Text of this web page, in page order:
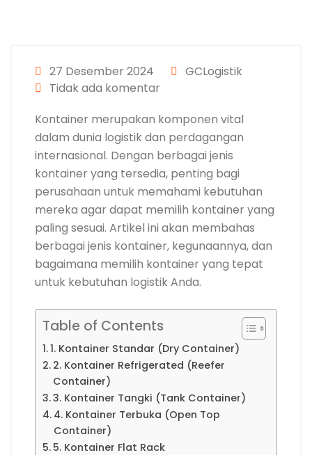
27 Desember 2024
GCLogistik
Tidak ada komentar
Kontainer merupakan komponen vital
dalam dunia logistik dan perdagangan
internasional. Dengan berbagai jenis
kontainer yang tersedia, penting bagi
perusahaan untuk memahami kebutuhan
mereka agar dapat memilih kontainer yang
paling sesuai. Artikel ini akan membahas
berbagai jenis kontainer, kegunaannya, dan
bagaimana memilih kontainer yang tepat
untuk kebutuhan logistik Anda.
Table of Contents
1. Kontainer Standar (Dry Container)
2. Kontainer Refrigerated (Reefer
Container)
3. Kontainer Tangki (Tank Container)
4. Kontainer Terbuka (Open Top
Container)
5. Kontainer Flat Rack